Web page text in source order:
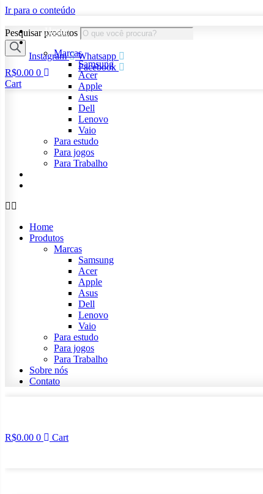
Ir para o conteúdo
Pesquisar produtos
Instagram
Whatsapp
Facebook
R$0.00 0
Cart
Home
Marcas
Samsung
Acer
Apple
Asus
Dell
Lenovo
Vaio
Para estudo
Para jogos
Para Trabalho
Home
Produtos
Marcas
Samsung
Acer
Apple
Asus
Dell
Lenovo
Vaio
Para estudo
Para jogos
Para Trabalho
Sobre nós
Contato
R$0.00 0 Cart